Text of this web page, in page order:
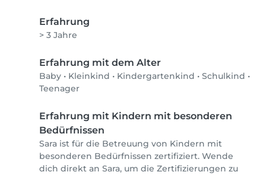
Erfahrung
> 3 Jahre
Erfahrung mit dem Alter
Baby • Kleinkind • Kindergartenkind • Schulkind •
Teenager
Erfahrung mit Kindern mit besonderen
Bedürfnissen
Sara ist für die Betreuung von Kindern mit
besonderen Bedürfnissen zertifiziert. Wende
dich direkt an Sara, um die Zertifizierungen zu